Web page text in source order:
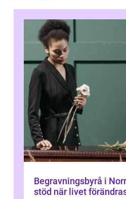
Begravningsbyrå i
stöd när livet